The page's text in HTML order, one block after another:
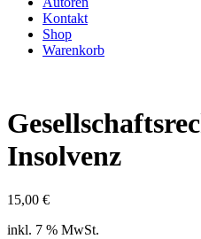
Kontakt
Shop
Warenkorb
Insolvenz
15,00 €
inkl. 7 % MwSt.